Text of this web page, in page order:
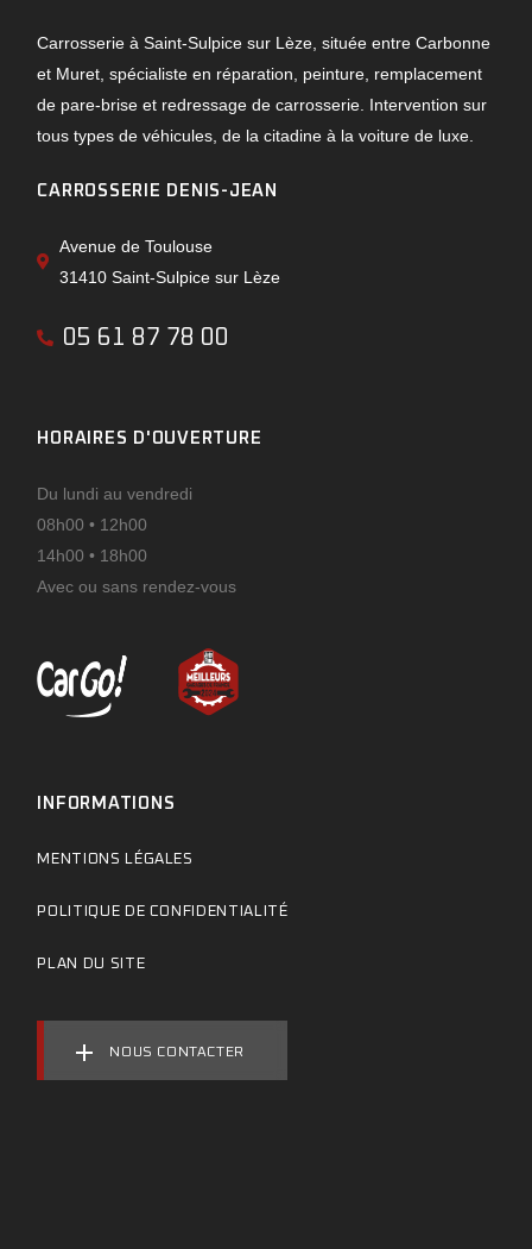
Carrosserie à Saint-Sulpice sur Lèze, située entre Carbonne
et Muret, spécialiste en réparation, peinture, remplacement
de pare-brise et redressage de carrosserie. Intervention sur
tous types de véhicules, de la citadine à la voiture de luxe.
CARROSSERIE DENIS-JEAN
Avenue de Toulouse
31410 Saint-Sulpice sur Lèze
05 61 87 78 00
HORAIRES D'OUVERTURE
Du lundi au vendredi
08h00 • 12h00
14h00 • 18h00
Avec ou sans rendez-vous
INFORMATIONS
MENTIONS LÉGALES
POLITIQUE DE CONFIDENTIALITÉ
PLAN DU SITE
NOUS CONTACTER